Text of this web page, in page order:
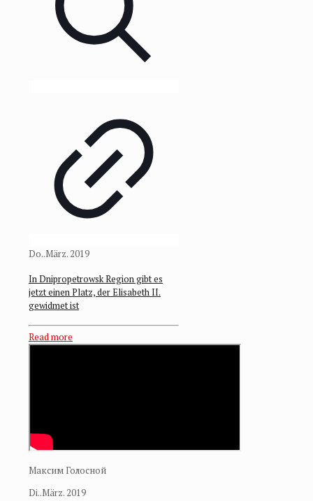
Do..März. 2019
In Dnipropetrowsk Region gibt es
jetzt einen Platz, der Elisabeth II.
gewidmet ist
Read more
Максим Голосной
Di..März. 2019